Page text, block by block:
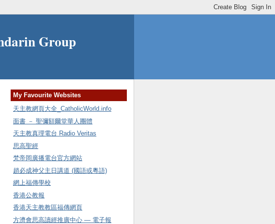
Group
My Favourite Websites
天主教網頁大全_CatholicWorld.info
面書 － 聖彌額爾堂華人團體
天主教真理電台 Radio Veritas
思高聖經
梵帝岡廣播電台官方網站
趙必成神父主日講道 (國語或粵語)
網上福傳學校
香港公教報
香港天主教教區福傳網頁
方濟會思高讀經推廣中心 — 電子報